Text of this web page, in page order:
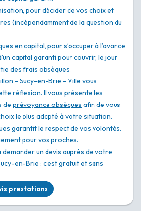
pour décider de vos choix et
(indépendamment de la question du
en capital, pour s’occuper à l’avance
capital garanti pour couvrir, le jour
des frais obsèques.
- Sucy-en-Brie - Ville vous
réflexion. Il vous présente les
de prévoyance obsèques afin de vous
le plus adapté à votre situation.
garantit le respect de vos volontés.
pour vos proches.
demander un devis auprès de votre
en-Brie : c’est gratuit et sans
prestations